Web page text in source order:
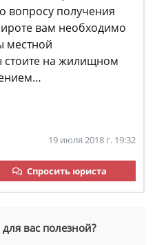
вопросу получения
вам необходимо
местной
на жилищном
19 июля 2018 г. 19:32
Спросить юриста
вас полезной?